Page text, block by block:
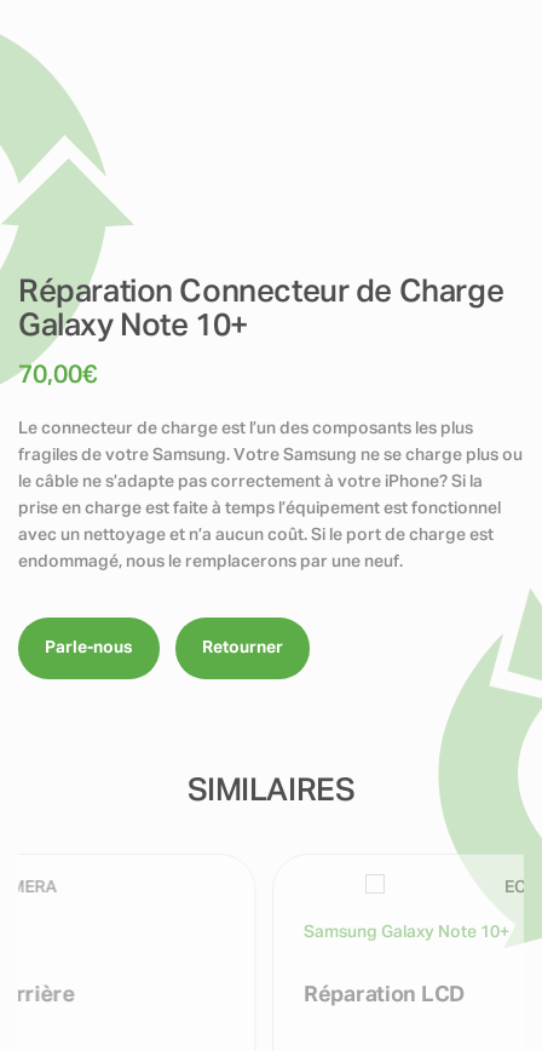
Réparation Connecteur de Charge
Galaxy Note 10+
70,00€
Le connecteur de charge est l’un des composants les plus
fragiles de votre Samsung. Votre Samsung ne se charge plus ou
le câble ne s’adapte pas correctement à votre iPhone? Si la
prise en charge est faite à temps l’équipement est fonctionnel
avec un nettoyage et n’a aucun coût. Si le port de charge est
endommagé, nous le remplacerons par une neuf.
Parle-nous Retourner
SIMILAIRES
Samsung Galaxy Note 10+
Réparation LCD